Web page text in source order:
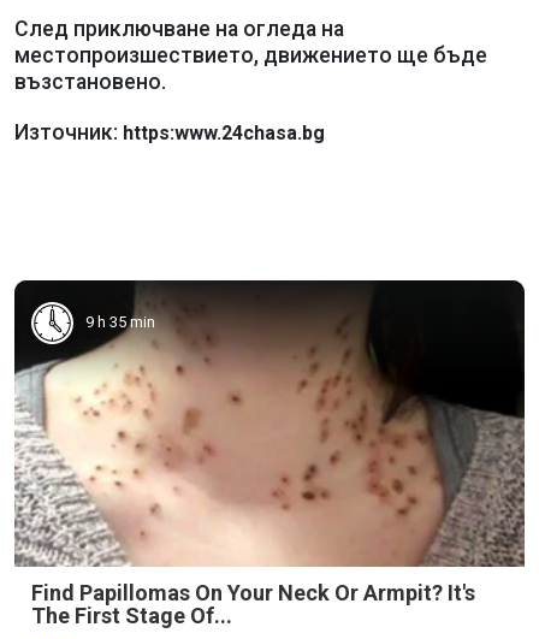
След приключване на огледа на
местопроизшествието, движението ще бъде
възстановено.
Източник: https:www.24chasa.bg
9 h 35 min
Find Papillomas On Your Neck Or Armpit? It's
The First Stage Of...